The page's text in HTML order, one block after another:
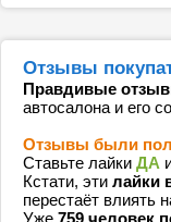
Отзывы
Правдивые
автосалона и его
Отзывы были
Ставьте лайки ДА
Кстати, эти лайки
перестаёт влиять
Уже 759 человек